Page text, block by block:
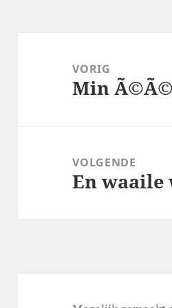
navigatieVORIG
Vorig
Min
VOLGENDE
Volgend
En waaile